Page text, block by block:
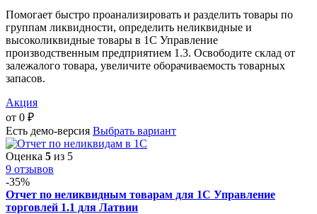
Помогает быстро проанализировать и разделить товары по
группам ликвидности, определить неликвидные и
высоколиквидные товары в 1С Управление
производственным предприятием 1.3. Освободите склад от
залежалого товара, увеличите оборачиваемость товарных
запасов.
Акция
от 0 ₽
Есть демо-версия Выбрать вариант
Оценка 5 из 5
9 отзывов
-35%
Отчет по неликвидным товарам для 1С Управление
торговлей 1.1 для Латвии